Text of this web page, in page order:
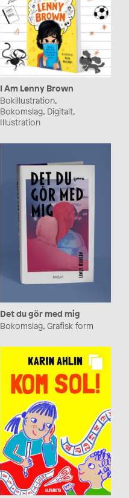
I Am Lenny Brown
Bokillustration,
Bokomslag, Digitalt,
Illustration
Det du gör med mig
Bokomslag, Grafisk form